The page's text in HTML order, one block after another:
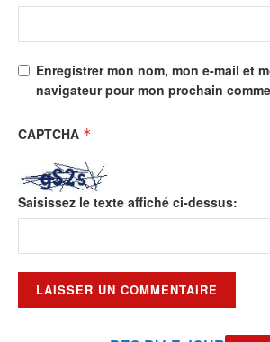
Enregistrer mon nom, mon e-mail et
navigateur pour mon prochain
CAPTCHA *
Saisissez le texte affiché ci-dessus: